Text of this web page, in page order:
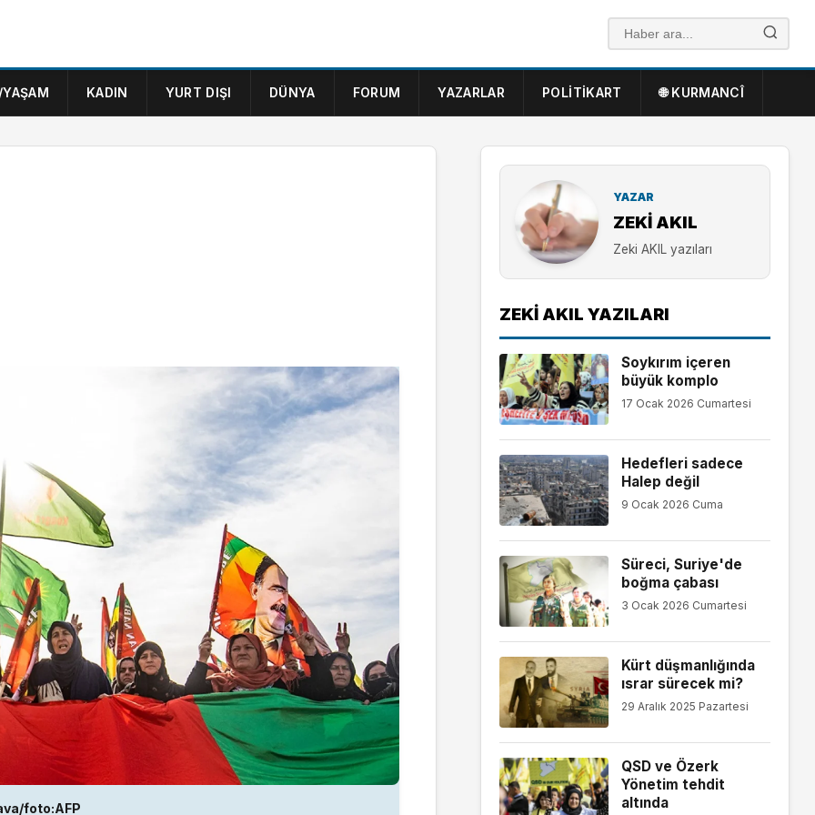
KADIN YURT DIŞI DÜNYA FORUM YAZARLAR POLITIKART 🌐 KURMANCÎ
foto:AFP
YAZAR
ZEKI AKIL
Zeki AKIL yazıları
ZEKI AKIL YAZILARI
Soykırım içeren
büyük komplo
17 Ocak 2026 Cumartesi
Hedefleri sadece
Halep değil
9 Ocak 2026 Cuma
Süreci, Suriye'de
boğma çabası
3 Ocak 2026 Cumartesi
Kürt düşmanlığında
ısrar sürecek mi?
29 Aralık 2025 Pazartesi
QSD ve Özerk
Yönetim tehdit
altında